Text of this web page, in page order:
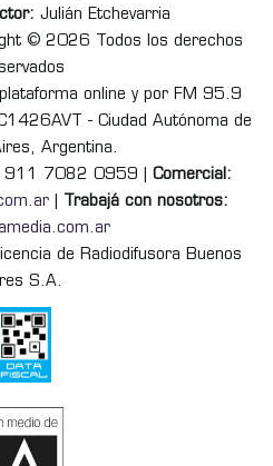
Julián Etchevarria
© 2026 Todos los derechos
online y por FM 95.9
- Ciudad Autónoma de
Argentina.
911 7082 0959 | Comercial:
Trabajá con nosotros:
de Radiodifusora Buenos
S.A.